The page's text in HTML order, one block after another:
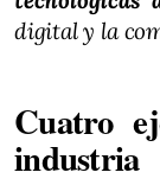
digital y la
Cuatro
industria